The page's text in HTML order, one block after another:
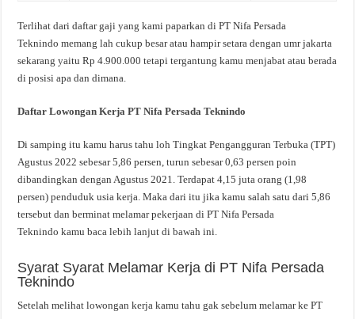
Terlihat dari daftar gaji yang kami paparkan di PT Nifa Persada
Teknindo memang lah cukup besar atau hampir setara dengan umr jakarta
sekarang yaitu Rp 4.900.000 tetapi tergantung kamu menjabat atau berada
di posisi apa dan dimana.
Daftar Lowongan Kerja PT Nifa Persada Teknindo
Di samping itu kamu harus tahu loh Tingkat Pengangguran Terbuka (TPT)
Agustus 2022 sebesar 5,86 persen, turun sebesar 0,63 persen poin
dibandingkan dengan Agustus 2021. Terdapat 4,15 juta orang (1,98
persen) penduduk usia kerja. Maka dari itu jika kamu salah satu dari 5,86
tersebut dan berminat melamar pekerjaan di PT Nifa Persada
Teknindo kamu baca lebih lanjut di bawah ini.
Syarat Syarat Melamar Kerja di PT Nifa Persada
Teknindo
Setelah melihat lowongan kerja kamu tahu gak sebelum melamar ke PT